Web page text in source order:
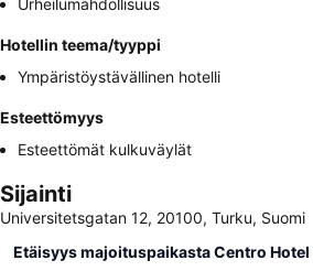
Urheilumahdollisuus
Hotellin teema/tyyppi
Ympäristöystävällinen hotelli
Esteettömyys
Esteettömät kulkuväylät
Sijainti
Universitetsgatan 12, 20100, Turku, Suomi
Etäisyys majoituspaikasta Centro Hotel